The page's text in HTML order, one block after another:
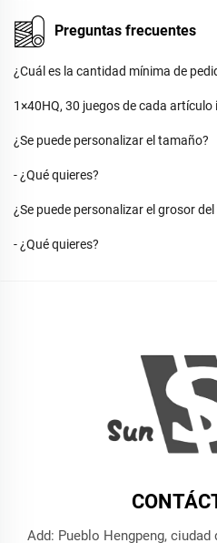
Preguntas frecuentes
¿Cuál es la cantidad mínima de
1×40HQ, 30 juegos de cada artículo
¿Se puede personalizar el tamaño?
- ¿Qué quieres?
¿Se puede personalizar el grosor del
- ¿Qué quieres?
Add: Pueblo Hengpeng,